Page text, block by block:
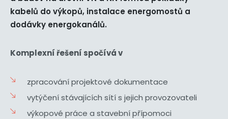
kabelů do výkopů, instalace energomostů a
dodávky energokanálů.
Komplexní řešení spočívá v
zpracování projektové dokumentace
vytýčení stávajících sítí s jejich provozovateli
výkopové práce a stavební přípomoci